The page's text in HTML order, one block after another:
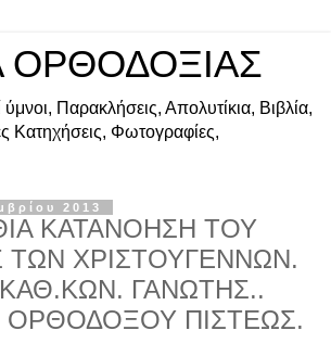
ΟΡΘΟΔΟΞΙΑΣ
ύμνοι, Παρακλήσεις, Απολυτίκια, Βιβλία,
Κατηχήσεις, Φωτογραφίες,
2013
ΚΑΤΑΝΟΗΣΗ ΤΟΥ
ΧΡΙΣΤΟΥΓΕΝΝΩΝ.
ΚΑΘ.ΚΩΝ. ΓΑΝΩΤΗΣ..
ΟΡΘΟΔΟΞΟΥ ΠΙΣΤΕΩΣ.